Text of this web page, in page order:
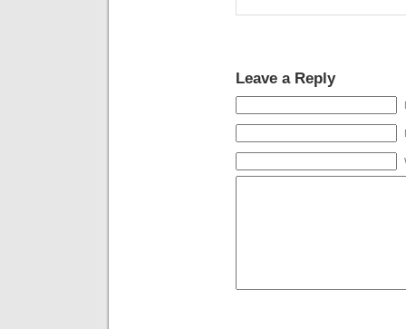
Leave a Reply